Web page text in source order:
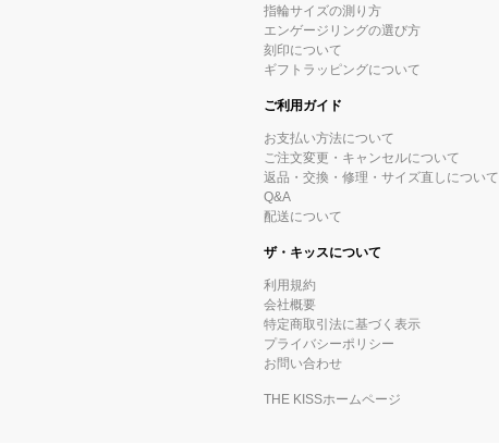
指輪サイズの測り方
エンゲージリングの選び方
刻印について
ギフトラッピングについて
ご利用ガイド
お支払い方法について
ご注文変更・キャンセルについて
返品・交換・修理・サイズ直しについて
Q&A
配送について
ザ・キッスについて
利用規約
会社概要
特定商取引法に基づく表示
プライバシーポリシー
お問い合わせ
THE KISSホームページ